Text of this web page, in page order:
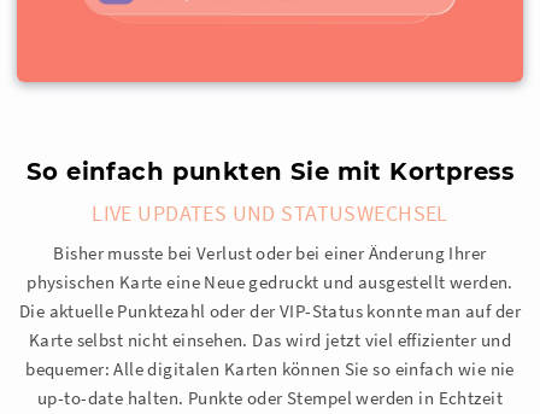
So einfach punkten Sie mit Kortpress
LIVE UPDATES UND STATUSWECHSEL
Bisher musste bei Verlust oder bei einer Änderung Ihrer
physischen Karte eine Neue gedruckt und ausgestellt werden.
Die aktuelle Punktezahl oder der VIP-Status konnte man auf der
Karte selbst nicht einsehen. Das wird jetzt viel effizienter und
bequemer: Alle digitalen Karten können Sie so einfach wie nie
up-to-date halten. Punkte oder Stempel werden in Echtzeit